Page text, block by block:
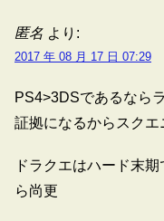
匿名 より:
2017 年 08 月 17 日 07:29
PS4>3DSであるなら
証拠になるからスク
ドラクエはハード末
ら尚更